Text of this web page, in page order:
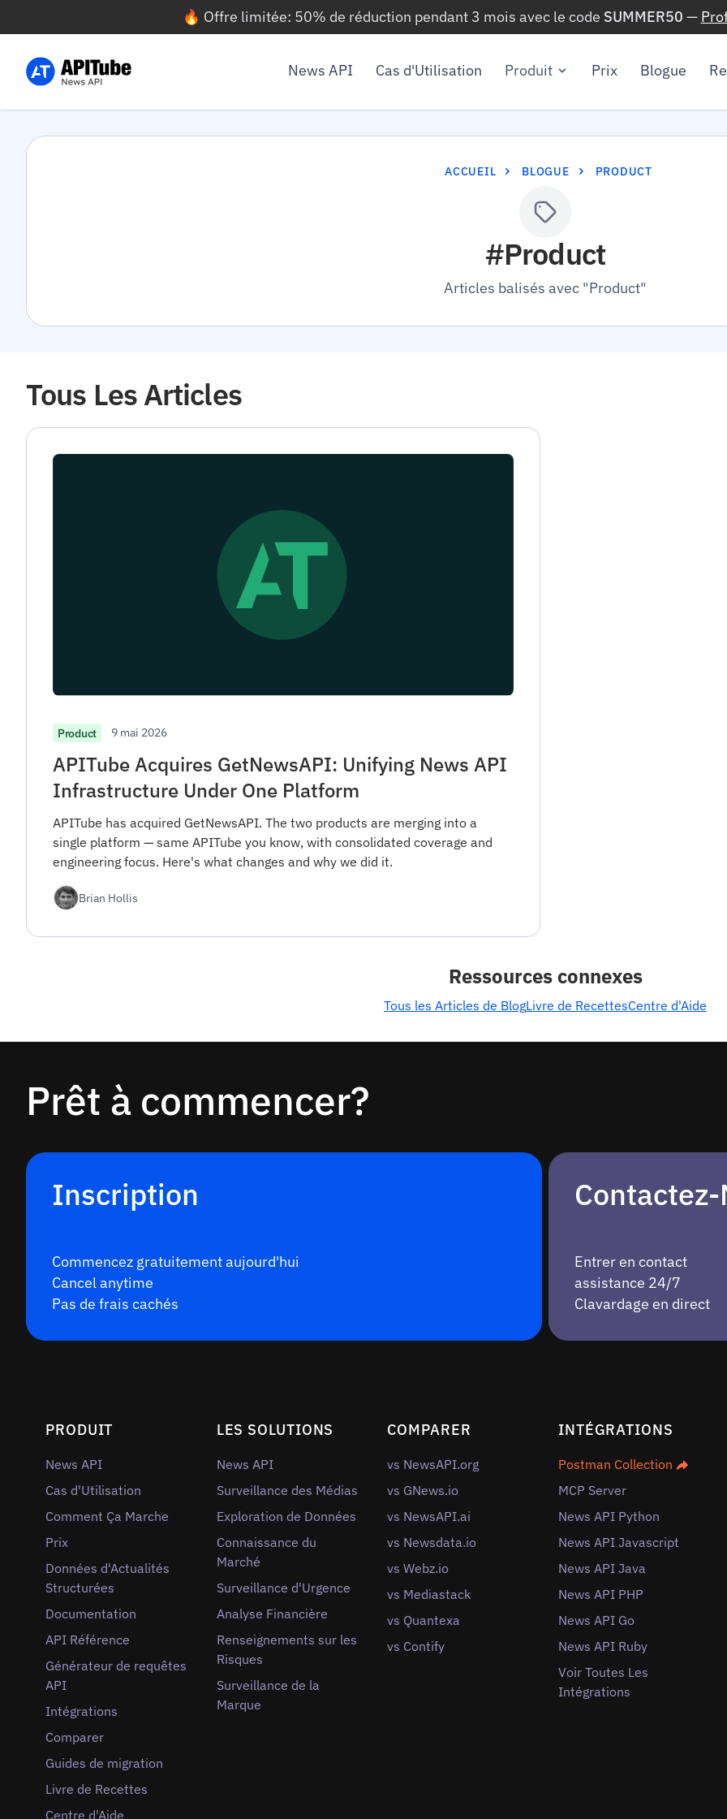
🔥 Offre limitée: 50% de réduction pendant 3 mois avec le code SUMMER50 —
News API Cas d'Utilisation Produit Prix Blogue
ACCUEIL BLOGUE PRODUCT
#Product
Articles balisés avec "Product"
Tous Les Articles
Product 9 mai 2026
APITube Acquires GetNewsAPI: Unifying News API
Infrastructure Under One Platform
APITube has acquired GetNewsAPI. The two products are merging into a
single platform — same APITube you know, with consolidated coverage and
engineering focus. Here's what changes and why we did it.
Brian Hollis
Ressources connexes
Tous les Articles de BlogLivre de RecettesCentre d'Aide
Prêt à commencer?
Inscription
Commencez gratuitement aujourd'hui
Cancel anytime
Pas de frais cachés
Contactez-
Entrer en contact
assistance 24/7
Clavardage en direct
PRODUIT
News API
Cas d'Utilisation
Comment Ça Marche
Prix
Données d'Actualités
Structurées
Documentation
API Référence
Générateur de requêtes
API
Intégrations
Comparer
Guides de migration
Livre de Recettes
Centre d'Aide
LES SOLUTIONS
News API
Surveillance des Médias
Exploration de Données
Connaissance du
Marché
Surveillance d'Urgence
Analyse Financière
Renseignements sur les
Risques
Surveillance de la
Marque
COMPARER
vs NewsAPI.org
vs GNews.io
vs NewsAPI.ai
vs Newsdata.io
vs Webz.io
vs Mediastack
vs Quantexa
vs Contify
INTÉGRATIONS
Postman Collection
MCP Server
News API Python
News API Javascript
News API Java
News API PHP
News API Go
News API Ruby
Voir Toutes Les
Intégrations